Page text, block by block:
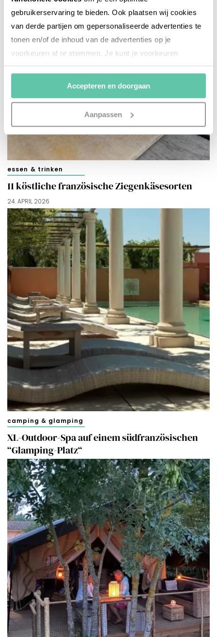
gebruikerservaring te bieden. Ook plaatsen wij cookies
van derde partijen om gepersonaliseerde advertenties te
tonen en/of de inhoud van de advertenties op je
voorkeuren af te stemmen. Je kunt je voorkeuren
beheren via ‘Zelf instellen’. Klik je op ‘Accepteren en
Accepteren en doorgaan
Aanpassen
essen & trinken
11 köstliche französische Ziegenkäsesorten
24. APRIL 2026
camping & glamping
XL-Outdoor-Spa auf einem südfranzösischen
“Glamping-Platz“